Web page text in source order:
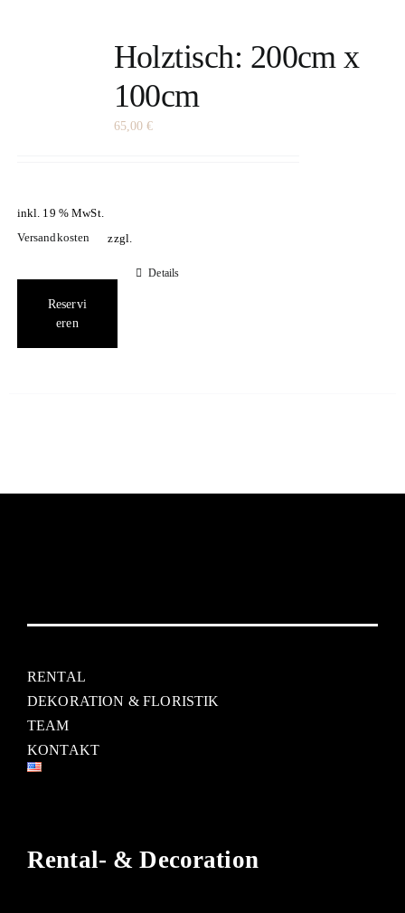
Holztisch: 200cm x
100cm
65,00€
inkl. 19 % MwSt.
zzgl.
Versandkosten
Reservi
eren
Details
RENTAL
DEKORATION & FLORISTIK
TEAM
KONTAKT
Rental- & Decoration